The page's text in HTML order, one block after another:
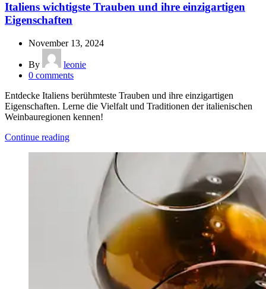
Italiens wichtigste Trauben und ihre einzigartigen
Eigenschaften
November 13, 2024
By
leonie
0 comments
Entdecke Italiens berühmteste Trauben und ihre einzigartigen
Eigenschaften. Lerne die Vielfalt und Traditionen der italienischen
Weinbauregionen kennen!
Continue reading